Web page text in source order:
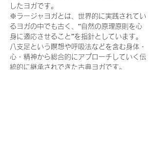
したヨガです。
※ラージャヨガとは、世界的に実践されてい
るヨガの中でも古く、“自然の原理原則を心
身に適応させること”を指針としています。
八支足という瞑想や呼吸法などを含む身体・
心・精神から総合的にアプローチしていく伝
統的に継承されできた古典ヨガです。